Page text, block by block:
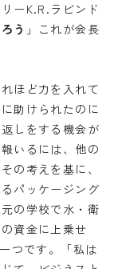
ーK.R.ラビンド
う 」これが会長
ほど力を入れて
助けられたのに
しをする機会が
いるには、他の
の考えを基に、
パッケージング
の学校で水・衛
資金に上乗せ
つです。「私は